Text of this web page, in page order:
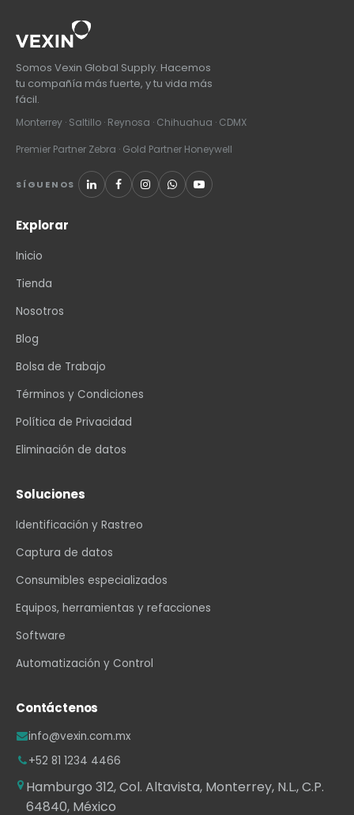
Somos Vexin Global Supply. Hacemos
tu compañía más fuerte, y tu vida más
fácil.
Monterrey · Saltillo · Reynosa · Chihuahua · CDMX
Premier Partner Zebra · Gold Partner Honeywell
SÍGUENOS
Explorar
Inicio
Tienda
Nosotros
Blog
Bolsa de Trabajo
Términos y Condiciones
Política de Privacidad
Eliminación de datos
Soluciones
Identificación y Rastreo
Captura de datos
Consumibles especializados
Equipos, herramientas y refacciones
Software
Automatización y Control
Contáctenos
info@vexin.com.mx
+52 81 1234 4466
Hamburgo 312, Col. Altavista, Monterrey, N.L., C.P.
64840, México